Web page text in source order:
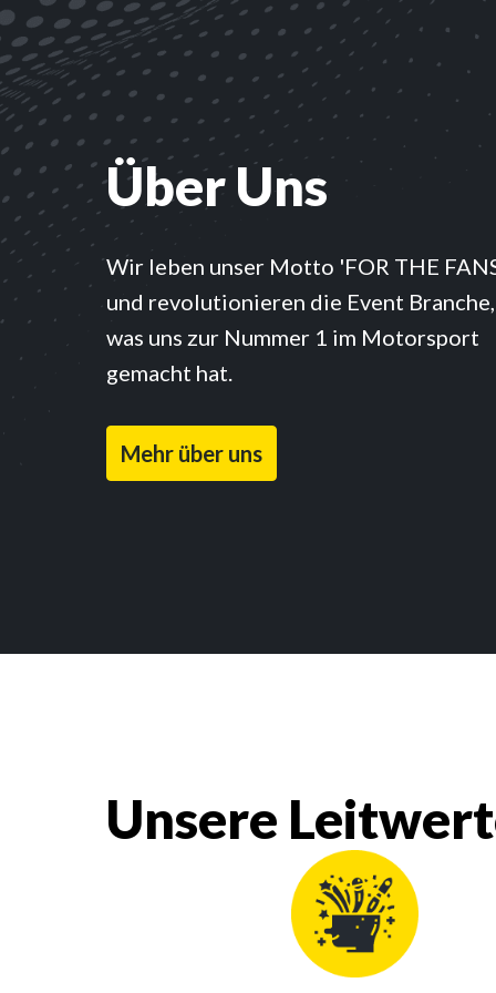
Über Uns
Wir leben unser Motto 'FOR THE
und revolutionieren die Event Branche,
was uns zur Nummer 1 im Motorsport
gemacht hat.
Mehr über uns
Unsere